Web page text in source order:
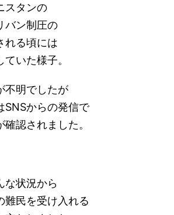
スタンの
バン制圧の
れる頃には
いた様子。
不明でしたが
SNSからの発信で
認されました。
な状況から
難民を受け入れる